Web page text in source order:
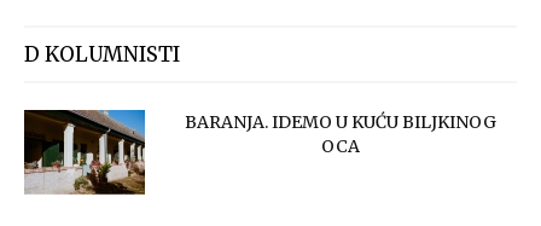
D KOLUMNISTI
BARANJA. IDEMO U KUĆU BILJKINOG
OCA